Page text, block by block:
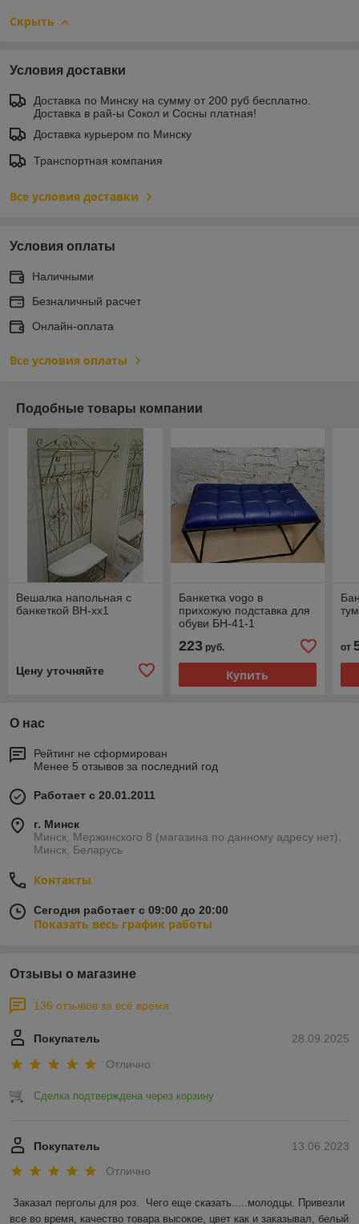
Скрыть
Условия доставки
Доставка по Минску на сумму от 200 руб бесплатно.
Доставка в рай-ы Сокол и Сосны платная!
Доставка курьером по Минску
Транспортная компания
Все условия доставки
Условия оплаты
Наличными
Безналичный расчет
Онлайн-оплата
Все условия оплаты
Подобные товары компании
Вешалка напольная с
банкеткой ВН-хх1
Цену уточняйте
Банкетка vogo в
прихожую подставка для
обуви БН-41-1
223руб.
Купить
от
О нас
Рейтинг не сформирован
Менее 5 отзывов за последний год
Работает с 20.01.2011
г. Минск
Минск, Мержинского 8 (магазина по данному адресу нет),
Минск, Беларусь
Контакты
Сегодня работает с 09:00 до 20:00
Показать весь график работы
Отзывы о магазине
136 отзывов за всё время
28.09.2025
Покупатель
Отлично
Сделка подтверждена через корзину
13.06.2023
Покупатель
Отлично
Заказал перголы для роз.  Чего еще сказать.....молодцы. Привезли
все во время, качество товара высокое, цвет как и заказывал, белый